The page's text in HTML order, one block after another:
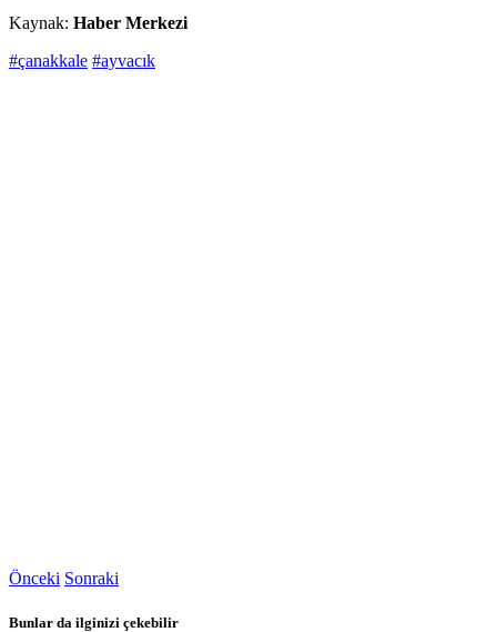
Kaynak: Haber Merkezi
#çanakkale #ayvacık
Önceki Sonraki
Bunlar da ilginizi çekebilir